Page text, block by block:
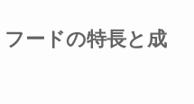
ードの特長と成